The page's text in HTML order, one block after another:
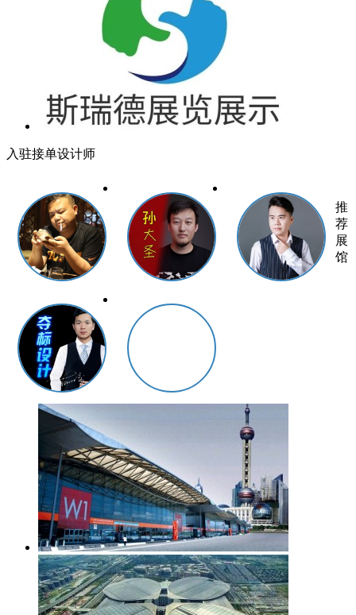
入驻接单设计师
推
荐
展
馆